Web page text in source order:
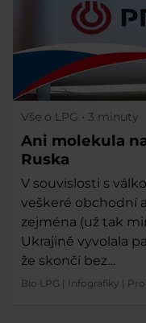
Vše o LPG • 3 minuty
Ani molekula
Ruska
V souvislosti s
veškeré obchodní
zejména (už tak
Ukrajině vyvolala
že skončí bez…
Bio LPG | Infografiky |